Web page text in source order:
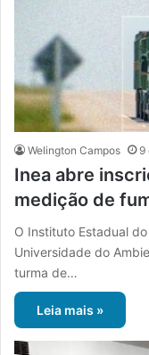
Welington Campos 9
Inea abre
medição de
O Instituto Estadual
Universidade do
turma de…
Leia mais »